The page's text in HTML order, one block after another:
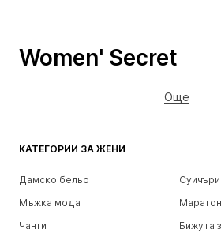
КАТЕГОРИИ ЗА ЖЕНИ
Дамско бельо
Мъжка мода
Чанти
Бижута
Women' Secret
Още